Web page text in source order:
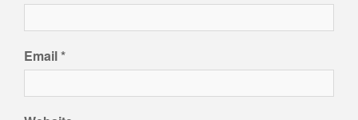
Email*